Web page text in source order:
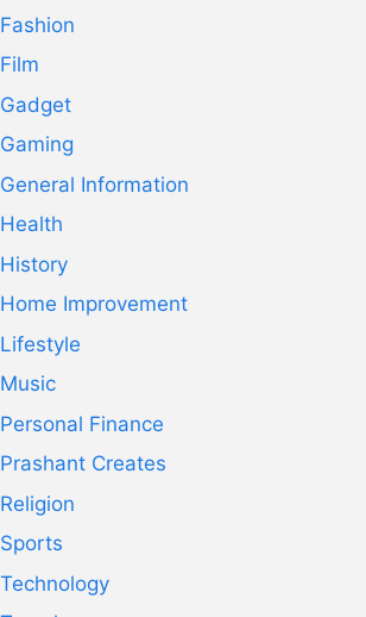
Fashion
Film
Gadget
Gaming
General Information
Health
History
Home Improvement
Lifestyle
Music
Personal Finance
Prashant Creates
Religion
Sports
Technology